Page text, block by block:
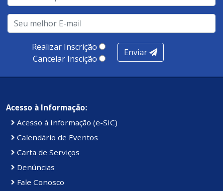
infraestrutura, presença digital e cobertura e
produtividade. Somados, todos as categorias totalizam
Kennedy.Realizar Inscrição
Cancelar Inscição
Enviar
Acesso à Informação:
Acesso à Informação (e-SIC)
Calendário de Eventos
Carta de Serviços
Denúncias
Fale Conosco